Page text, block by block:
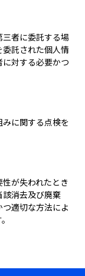
者に委託する場
託された個人情
対する必要かつ
に関する点検を
が失われたとき
該消去及び廃棄
適切な方法によ